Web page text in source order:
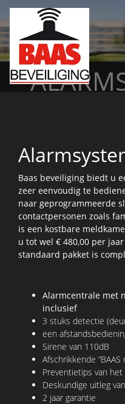
Baas beveiliging biedt u
zeer eenvoudig te
naar geprogrammeerde
contactpersonen zoals
is een kostbare
u tot wel € 480,00 per
standaard pakket is
Alarmcentrale met
inclusief
3 stuks detectie
een
Sirene van 110dB
Afschrikkende “BAAS
Preventietips van
Deskundige uitleg
2 jaar garantie